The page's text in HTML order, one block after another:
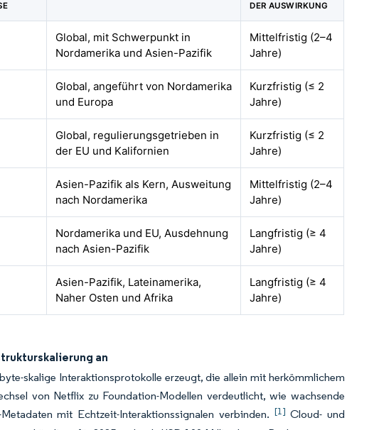
DER AUSWIRKUNG
Global, mit Schwerpunkt in
Nordamerika und Asien-Pazifik
Mittelfristig (2–4
Jahre)
Global, angeführt von Nordamerika
und Europa
Kurzfristig (≤ 2
Jahre)
Global, regulierungsgetrieben in
der EU und Kalifornien
Kurzfristig (≤ 2
Jahre)
Asien-Pazifik als Kern, Ausweitung
nach Nordamerika
Mittelfristig (2–4
Jahre)
Nordamerika und EU, Ausdehnung
nach Asien-Pazifik
Langfristig (≥ 4
Jahre)
Asien-Pazifik, Lateinamerika,
Naher Osten und Afrika
Langfristig (≥ 4
Jahre)
an
skalige Interaktionsprotokolle erzeugt, die allein mit herkömmlichem
von Netflix zu Foundation-Modellen verdeutlicht, wie wachsende
mit Echtzeit-Interaktionssignalen verbinden. [1] Cloud- und